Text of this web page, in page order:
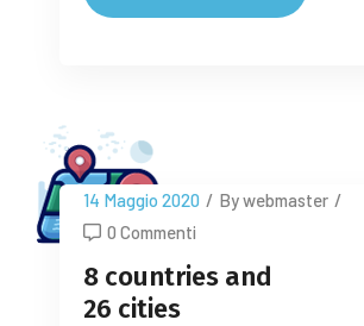
14 Maggio 2020 / By webmaster /
0 Commenti
8 countries and
26 cities